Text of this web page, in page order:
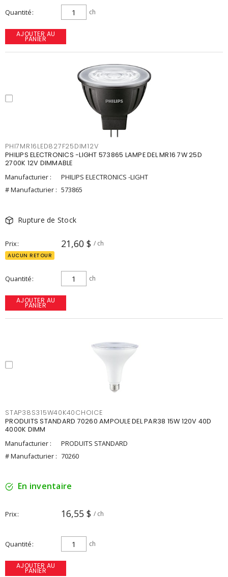
Quantité ch
AJOUTER AU
PANIER
PHI7MR16LED827F25DIM12V
PHILIPS ELECTRONICS -LIGHT 573865 LAMPE DEL MR16 7W 25D
2700K 12V DIMMABLE
Manufacturier :
PHILIPS ELECTRONICS -LIGHT
# Manufacturier : 573865
Rupture de Stock
Prix 21,60 $ / ch
AUCUN RETOUR
Quantité ch
AJOUTER AU
PANIER
STAP38S315W40K40CHOICE
PRODUITS STANDARD 70260 AMPOULE DEL PAR38 15W 120V 40D
4000K DIMM
Manufacturier :
PRODUITS STANDARD
# Manufacturier : 70260
En inventaire
Prix 16,55 $ / ch
Quantité ch
AJOUTER AU
PANIER